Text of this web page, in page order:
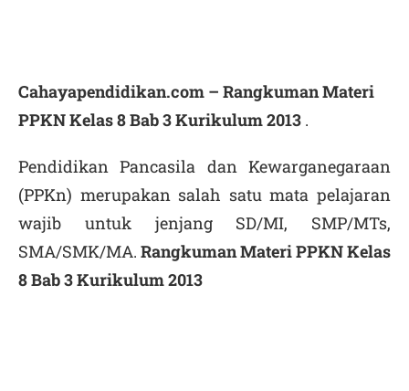
Cahayapendidikan.com – Rangkuman Materi
PPKN Kelas 8 Bab 3 Kurikulum 2013 .
Pendidikan Pancasila dan Kewarganegaraan
(PPKn) merupakan salah satu mata pelajaran
wajib untuk jenjang SD/MI, SMP/MTs,
SMA/SMK/MA. Rangkuman Materi PPKN Kelas
8 Bab 3 Kurikulum 2013